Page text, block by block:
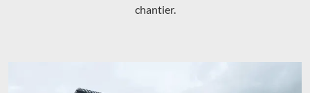
chantier.